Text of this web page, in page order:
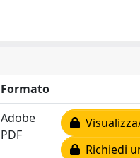
Formato
Adobe
PDF
Richiedi